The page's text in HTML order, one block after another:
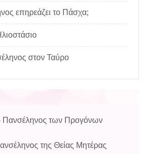
επηρεάζει το Πάσχα;
στον Ταύρο
Πανσέληνος των Προγόνων
της Θείας Μητέρας